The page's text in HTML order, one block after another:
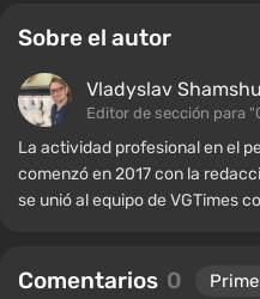
Sobre el autor
Vladyslav
Editor de sección para
La actividad profesional en el
comenzó en 2017 con la
se unió al equipo de VGTimes
Comentarios 0